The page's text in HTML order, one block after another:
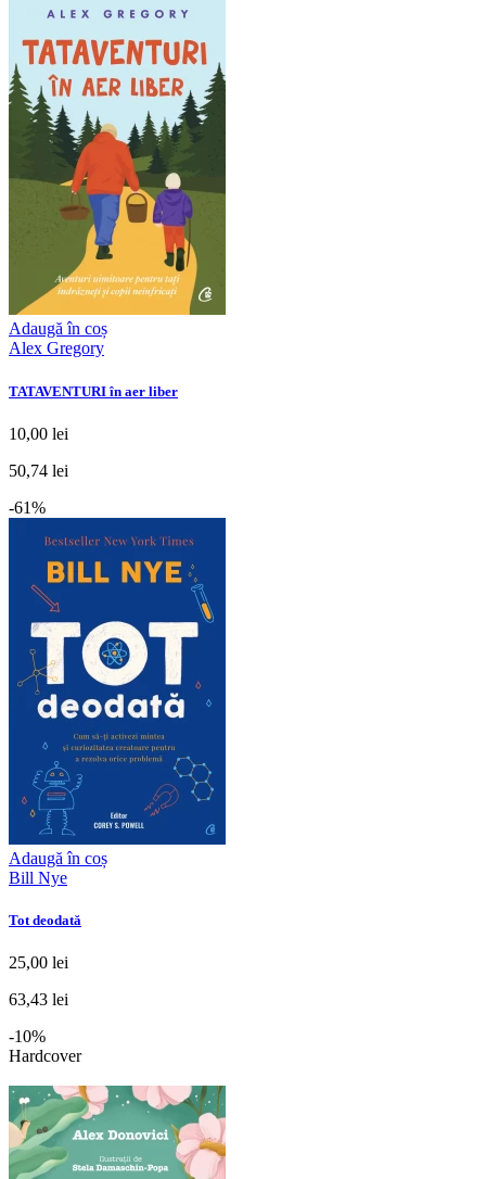
Adaugă în coș
Alex Gregory
TATAVENTURI în aer liber
10,00 lei
50,74 lei
-61%
Adaugă în coș
Bill Nye
Tot deodată
25,00 lei
63,43 lei
-10%
Hardcover